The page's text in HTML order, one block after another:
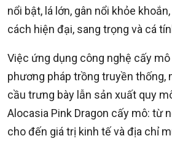
nổi bật, lá lớn, gân nổi khỏe
cách hiện đại, sang trọng và cá
Việc ứng dụng công nghệ cấy
phương pháp trồng truyền thống,
cầu trưng bày lẫn sản xuất quy
Alocasia Pink Dragon cấy mô: từ
cho đến giá trị kinh tế và địa chỉ